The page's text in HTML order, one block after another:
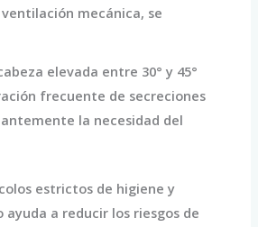
mecánica, se
elevada entre 30° y 45°
frecuente de secreciones
la necesidad del
estrictos de higiene y
a reducir los riesgos de